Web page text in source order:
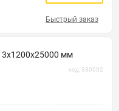
Быстрый заказ
3х1200х25000 мм
код: 330002